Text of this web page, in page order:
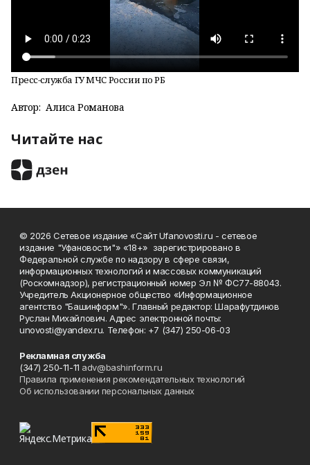
Пресс-служба ГУ МЧС России по РБ
Автор: Алиса Романова
Читайте нас
© 2026 Сетевое издание «Сайт Ufanovosti.ru - сетевое
издание "Уфановости"» «18+» зарегистрировано в
Федеральной службе по надзору в сфере связи,
информационных технологий и массовых коммуникаций
(Роскомнадзор), регистрационный номер Эл № ФС77-88043.
Учредитель Акционерное общество «Информационное
агентство "Башинформ"». Главный редактор: Шарафутдинов
Руслан Михайлович. Адрес электронной почты:
unovosti@yandex.ru. Телефон: +7 (347) 250-06-03
Рекламная служба
(347) 250-11-11 adv@bashinform.ru
Правила применения рекомендательных технологий
Об использовании персональных данных